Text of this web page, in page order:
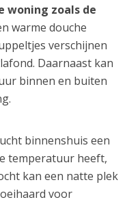
woning zoals de
warme douche
verschijnen
Daarnaast kan
binnen en buiten
binnenshuis een
temperatuur heeft,
kan een natte plek
voor